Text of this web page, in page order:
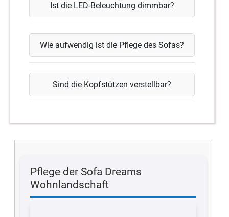
Ist die LED-Beleuchtung dimmbar?
Wie aufwendig ist die Pflege des Sofas?
Sind die Kopfstützen verstellbar?
Pflege der Sofa Dreams
Wohnlandschaft